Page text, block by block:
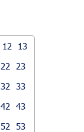
12
13
22
23
32
33
42
43
52
53